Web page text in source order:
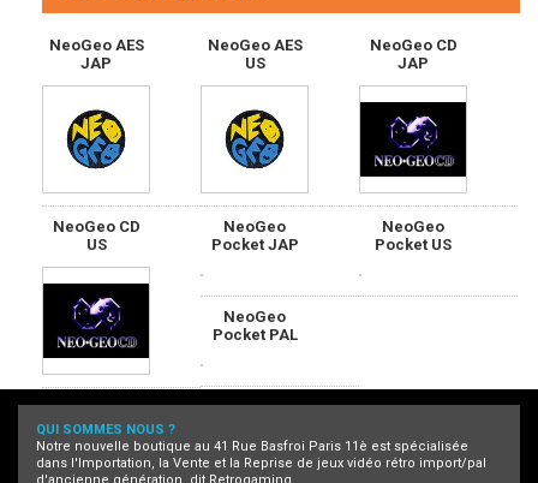
NeoGeo AES
JAP
NeoGeo AES
US
NeoGeo CD
JAP
NeoGeo CD
US
NeoGeo
Pocket JAP
NeoGeo
Pocket US
NeoGeo
Pocket PAL
QUI SOMMES NOUS ?
Notre nouvelle boutique au 41 Rue Basfroi Paris 11è est spécialisée
dans l'Importation, la Vente et la Reprise de jeux vidéo rétro import/pal